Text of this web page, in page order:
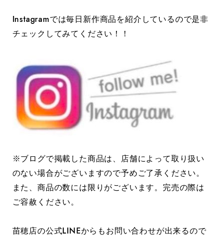
Instagramでは毎日新作商品を紹介しているので是非
チェックしてみてください！！
※ブログで掲載した商品は、店舗によって取り扱い
のない場合がございますので予めご了承ください。
また、商品の数には限りがございます。完売の際は
ご容赦ください。
苗穂店の公式LINEからもお問い合わせが出来るので